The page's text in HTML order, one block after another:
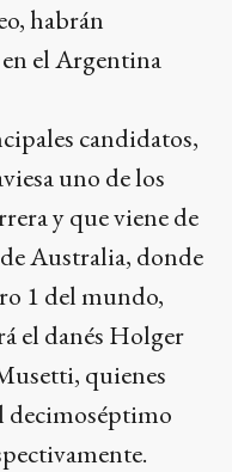
habrán
el Argentina
candidatos,
uno de los
y que viene de
Australia, donde
1 del mundo,
el danés Holger
quienes
decimoséptimo